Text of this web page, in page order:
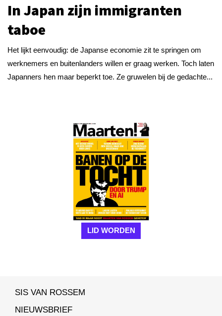
In Japan zijn immigranten
taboe
Het lijkt eenvoudig: de Japanse economie zit te springen om
werknemers en buitenlanders willen er graag werken. Toch laten
Japanners hen maar beperkt toe. Ze gruwelen bij de gedachte...
LID WORDEN
SIS VAN ROSSEM
NIEUWSBRIEF